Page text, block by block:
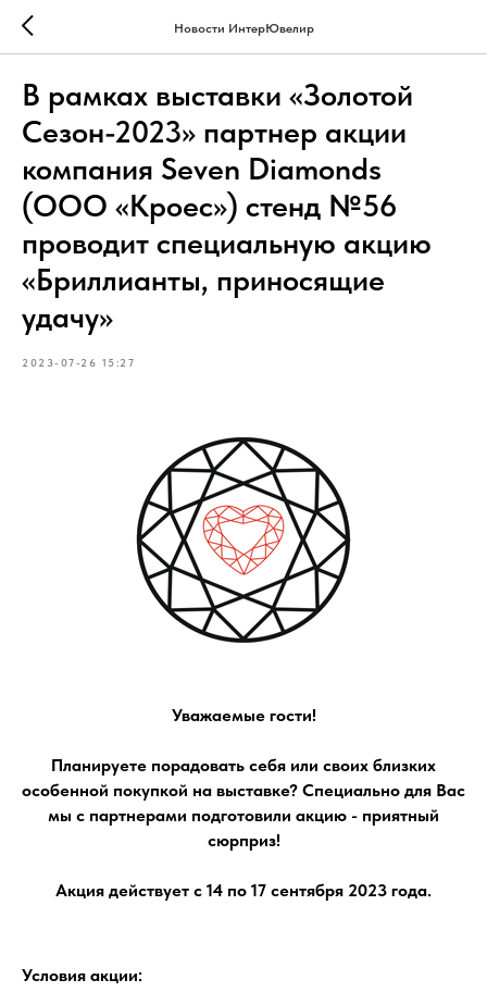
Новости ИнтерЮвелир
В рамках выставки «Золотой
Сезон-2023» партнер акции
компания Seven Diamonds
(ООО «Кроес») стенд №56
проводит специальную акцию
«Бриллианты, приносящие
удачу»
2023-07-26 15:27
Уважаемые гости!
Планируете порадовать себя или своих близких
особенной покупкой на выставке? Специально для Вас
мы с партнерами подготовили акцию - приятный
сюрприз!
Акция действует с 14 по 17 сентября 2023 года.
Условия акции: